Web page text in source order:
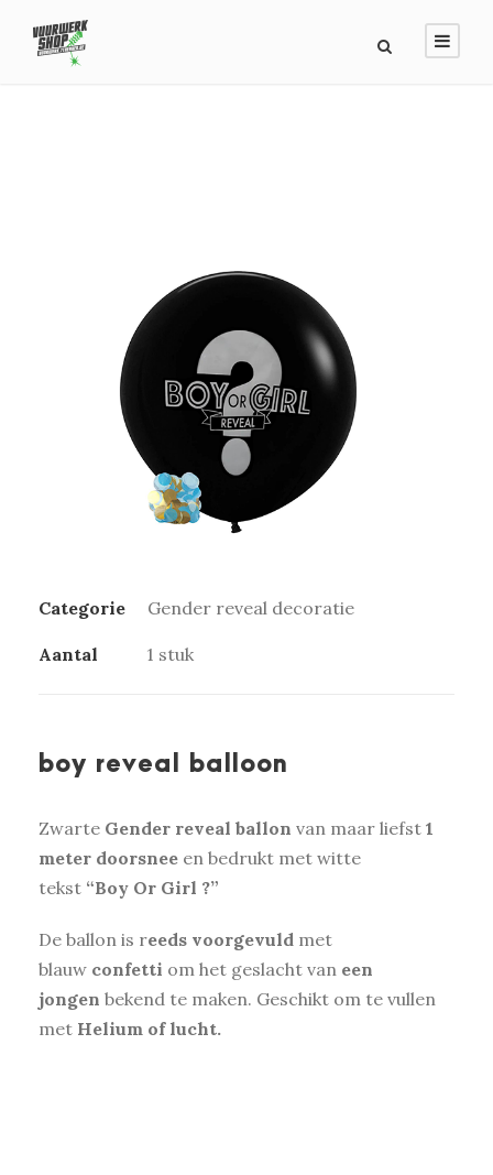
Categorie Gender reveal decoratie
Aantal 1 stuk
boy reveal balloon
Zwarte Gender reveal ballon van maar liefst 1
meter doorsnee en bedrukt met witte
tekst “Boy Or Girl ?”
De ballon is reeds voorgevuld met
blauw confetti om het geslacht van een
jongen bekend te maken. Geschikt om te vullen
met Helium of lucht.